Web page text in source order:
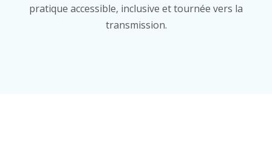
pratique accessible, inclusive et tournée vers la
transmission.